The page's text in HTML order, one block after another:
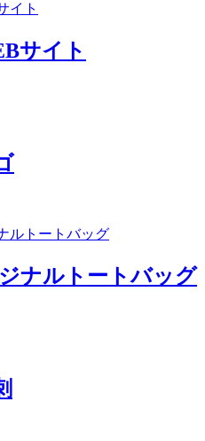
サイト
ナルトートバッグ